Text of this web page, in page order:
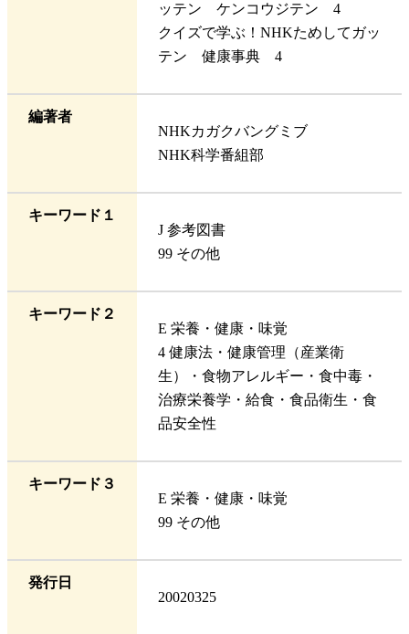
ッテン ケンコウジテン 4
クイズで学ぶ！NHKためしてガッ
テン 健康事典 4
編著者
NHKカガクバングミブ
NHK科学番組部
キーワード１
J 参考図書
99 その他
キーワード２
E 栄養・健康・味覚
4 健康法・健康管理（産業衛
生）・食物アレルギー・食中毒・
治療栄養学・給食・食品衛生・食
品安全性
キーワード３
E 栄養・健康・味覚
99 その他
発行日
20020325